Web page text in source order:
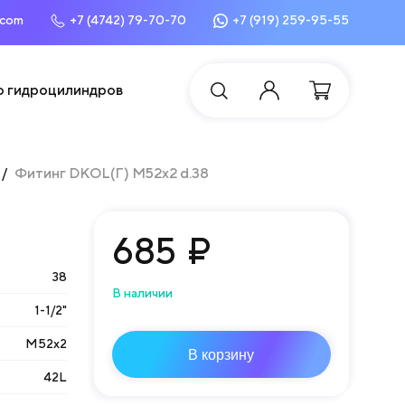
+7 (4742) 79-70-70 +7 (919) 259-95-55
гидроцилиндров
Фитинг DKOL(Г) М52х2 d.38
38
1-1/2"
М52х2
42L
685 ₽
В наличии
В корзину